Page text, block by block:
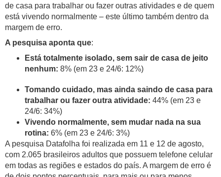
de casa para trabalhar ou fazer outras atividades e de quem
está vivendo normalmente – este último também dentro da
margem de erro.
A pesquisa aponta que:
Está totalmente isolado, sem sair de casa de jeito
nenhum: 8% (em 23 e 24/6: 12%)
Tomando cuidado, mas ainda saindo de casa para
trabalhar ou fazer outra atividade: 44% (em 23 e
24/6: 34%)
Vivendo normalmente, sem mudar nada na sua
rotina: 6% (em 23 e 24/6: 3%)
A pesquisa Datafolha foi realizada em 11 e 12 de agosto,
com 2.065 brasileiros adultos que possuem telefone celular
em todas as regiões e estados do país. A margem de erro é